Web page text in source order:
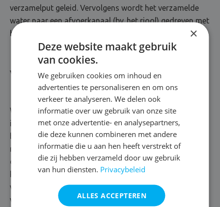
verzamelput geleid. Vervolgens wordt het verzamelde
water naar een afvoerkanaal (bv. het riool) gedreven met
behulp van een pomp.
Vloerdrainage
We schuiven een vloerdrainage naar voren als het vocht
infiltreert in de keldervloer. In dat geval bedekken we de
bodem met waterafstotende lagen, zoals een
noppenmembraan. Het membraan wordt gekenmerkt
door zijn speciale structuur, die het water via allerlei
kanalen naar een verzamelput leidt. In deze put plaatsen
we een waterpomp, die voorzien is van sensoren en het
water vakkundig afvoert. Zo maken we definitief komaf
×
Deze website maakt gebruik
van cookies.
We gebruiken cookies om inhoud en
advertenties te personaliseren en om ons
verkeer te analyseren. We delen ook
informatie over uw gebruik van onze site
met onze advertentie- en analysepartners,
die deze kunnen combineren met andere
informatie die u aan hen heeft verstrekt of
die zij hebben verzameld door uw gebruik
van hun diensten. Privacybeleid
ALLES ACCEPTEREN